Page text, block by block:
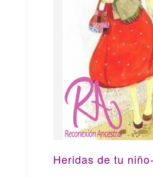
Heridas de tu